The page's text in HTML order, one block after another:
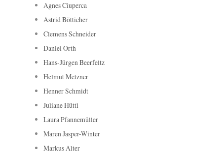
Agnes Ciuperca
Astrid Bötticher
Clemens Schneider
Daniel Orth
Hans-Jürgen Beerfeltz
Helmut Metzner
Henner Schmidt
Juliane Hüttl
Laura Pfannemüller
Maren Jasper-Winter
Markus Alter